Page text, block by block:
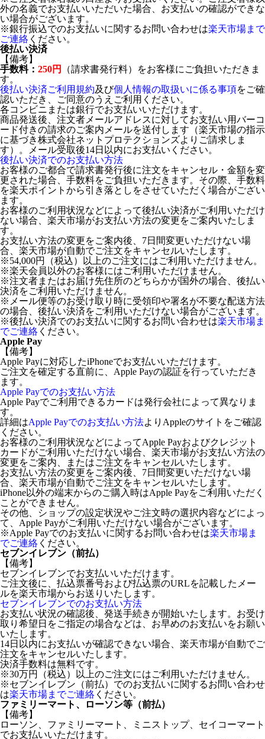
外の名義でお支払いいただいた場合、お支払いの確認ができな
い場合がございます。
※銀行振込でのお支払いに関するお問い合わせは楽天市場まで
ご連絡 ください。
後払い決済
【備考】
手数料： 250円
（請求書発行料）をお客様にご負担いただきま
す。
後払い決済ご利用規約及び個人情報の取扱いに係る事項をご確
認いただき、ご同意のうえご利用ください。
各コンビニまたは銀行でお支払いいただけます。
商品発送後、注文者メールアドレスに対してお支払い用バーコ
ード付きの請求のご案内メールを送付します（楽天市場の指示
に基づき株式会社ネットプロテクションズよりご請求しま
す）。メール受取後14日以内にお支払いください。
後払い決済でのお支払い方法
お客様のご都合で請求書発行後に注文をキャンセル・金額を変
更された場合、手数料をご負担いただきます。その際、手数料
を楽天ポイントから引き落としをさせていただく場合がござい
ます。
お客様のご利用状況などによって後払い決済がご利用いただけ
ない場合、楽天市場がお支払い方法の変更をご案内いたしま
す。
お支払い方法の変更をご案内後、7日間変更いただけない場
合、楽天市場が自動でご注文をキャンセルいたします。
※54,000円（税込）以上のご注文にはご利用いただけません。
※楽天会員以外のお客様にはご利用いただけません。
※注文者またはお届け先住所のどちらかが国外の場合、後払い
決済をご利用いただけません。
※メール便等のお受け取り時に受領印や署名が不要な配送方法
の場合、後払い決済をご利用いただけない場合がございます。
※後払い決済でのお支払いに関するお問い合わせは楽天市場ま
でご連絡 ください。
Apple Pay
【備考】
Apple Payに対応したiPhoneでお支払いいただけます。
ご注文を確定する直前に、Apple Payの認証を行っていただき
ます。
Apple Payでのお支払い方法
Apple Payでご利用できるカードは発行会社によって異なりま
す。
詳細はApple Payでのお支払い方法よりAppleのサイトをご確認
ください。
お客様のご利用状況などによってApple Payおよびクレジット
カードがご利用いただけない場合、楽天市場がお支払い方法の
変更をご案内、またはご注文をキャンセルいたします。
お支払い方法の変更をご案内後、7日間変更いただけない場
合、楽天市場が自動でご注文をキャンセルいたします。
iPhone以外の端末からのご購入時はApple Payをご利用いただく
ことができません。
その他、ショップの設定状況やご注文時の選択内容などによっ
て、Apple Payがご利用いただけない場合がございます。
※Apple Payでのお支払いに関するお問い合わせは楽天市場ま
でご連絡 ください。
セブンイレブン（前払）
【備考】
セブンイレブンでお支払いいただけます。
ご注文後に、払込票番号および払込票のURLを記載したメー
ルを楽天市場からお送りいたします。
セブンイレブンでのお支払い方法
お支払い状況の確認後、発送手続きが開始いたします。お受け
取り希望日をご指定の場合などは、お早めのお支払いをお願い
いたします。
14日以内にお支払いが確認できない場合、楽天市場が自動でご
注文をキャンセルいたします。
決済手数料は無料です。
※30万円（税込）以上のご注文にはご利用いただけません。
※セブンイレブン（前払）でのお支払いに関するお問い合わせ
は楽天市場までご連絡 ください。
ファミリーマート、ローソン等（前払）
【備考】
ローソン、ファミリーマート、ミニストップ、セイコーマート
でお支払いいただけます。